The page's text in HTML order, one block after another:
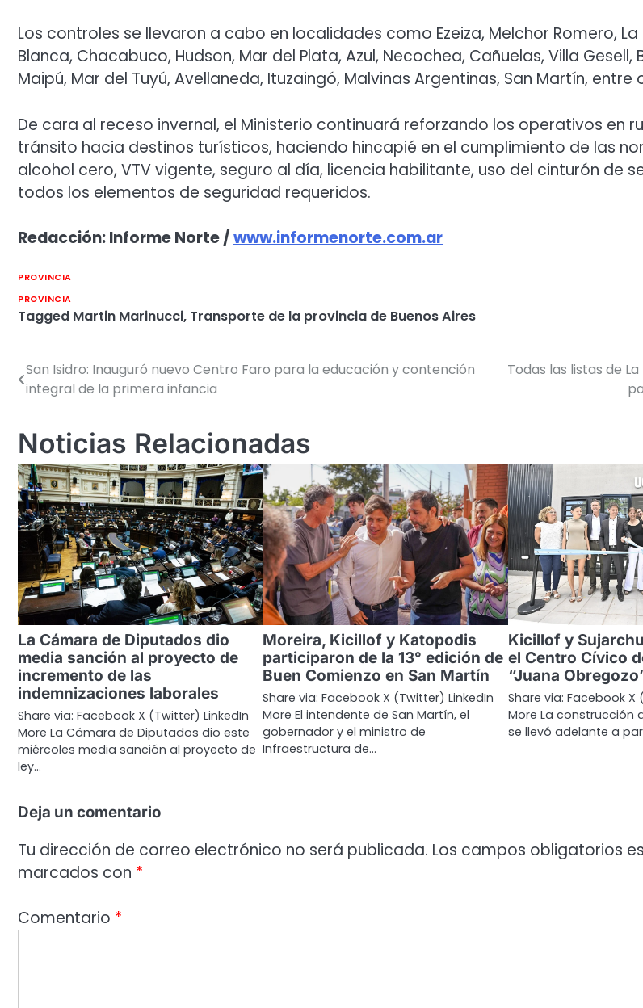
Los controles se llevaron a cabo en localidades como Ezeiza, Melchor Romero, La
Blanca, Chacabuco, Hudson, Mar del Plata, Azul, Necochea, Cañuelas, Villa Gesell,
Maipú, Mar del Tuyú, Avellaneda, Ituzaingó, Malvinas Argentinas, San Martín, entre
De cara al receso invernal, el Ministerio continuará reforzando los operativos en
tránsito hacia destinos turísticos, haciendo hincapié en el cumplimiento de las
alcohol cero, VTV vigente, seguro al día, licencia habilitante, uso del cinturón de
todos los elementos de seguridad requeridos.
Redacción: Informe Norte /www.informenorte.com.ar
PROVINCIA
PROVINCIA
Tagged Martin Marinucci, Transporte de la provincia de Buenos Aires
Navegación
entradas
San Isidro: Inauguró nuevo Centro Faro para la educación y contención
integral de la primera infancia
Todas las listas de
Noticias Relacionadas
La Cámara de Diputados dio
media sanción al proyecto de
incremento de las
indemnizaciones laborales
Share via: Facebook X (Twitter) LinkedIn
More La Cámara de Diputados dio este
miércoles media sanción al proyecto de
ley…
Moreira, Kicillof y Katopodis
participaron de la 13° edición de
Buen Comienzo en San Martín
Share via: Facebook X (Twitter) LinkedIn
More El intendente de San Martín, el
gobernador y el ministro de
Infraestructura de…
Kicillof y
el Centro Cívico
“Juana
Share via: Facebook X
More La construcción
se llevó adelante a
Deja un comentario
Tu dirección de correo electrónico no será publicada. Los campos obligatorios
marcados con *
Comentario *